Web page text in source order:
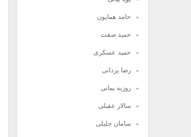
حامد همایون
حمید صفت
حمید عسکری
رضا یزدانی
روزبه بمانی
سالار عقیلی
سامان جلیلی